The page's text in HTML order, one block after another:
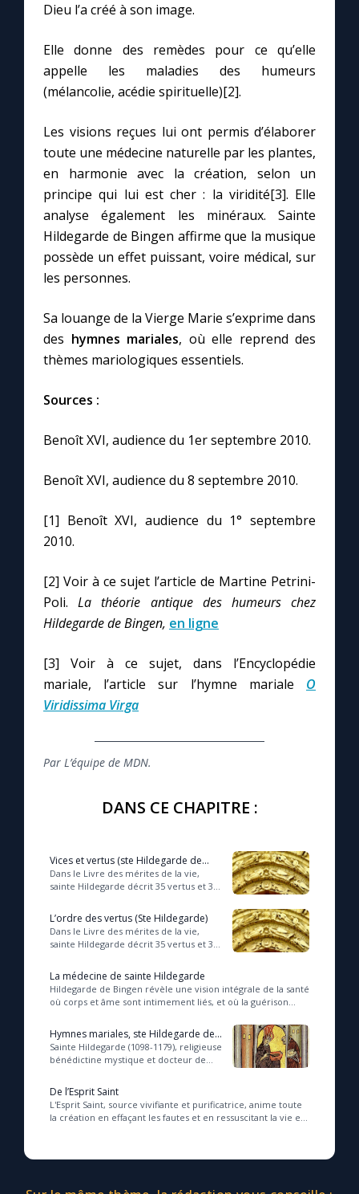
Dieu l’a créé à son image.
Elle donne des remèdes pour ce qu’elle
appelle les maladies des humeurs
(mélancolie, acédie spirituelle)[2].
Les visions reçues lui ont permis d’élaborer
toute une médecine naturelle par les plantes,
en harmonie avec la création, selon un
principe qui lui est cher : la viridité[3]. Elle
analyse également les minéraux. Sainte
Hildegarde de Bingen affirme que la musique
possède un effet puissant, voire médical, sur
les personnes.
Sa louange de la Vierge Marie s’exprime dans
des hymnes mariales, où elle reprend des
thèmes mariologiques essentiels.
Sources :
Benoît XVI, audience du 1er septembre 2010.
Benoît XVI, audience du 8 septembre 2010.
[1] Benoît XVI, audience du 1° septembre
2010.
[2] Voir à ce sujet l’article de Martine Petrini-
Poli.La théorie antique des humeurs chez
Hildegarde de Bingen, en ligne
[3] Voir à ce sujet, dans l’Encyclopédie
mariale, l’article sur l’hymne mariale O
Viridissima Virga
Par L’équipe de MDN.
DANS CE CHAPITRE :
Vices et vertus (ste Hildegarde de
Bingen)
Dans le Livre des mérites de la vie,
sainte Hildegarde décrit 35 vertus et 35
le travail de notre âme, notre co...
L’ordre des vertus (Ste Hildegarde)
Dans le Livre des mérites de la vie,
sainte Hildegarde décrit 35 vertus et 35
le travail de notre âme, notre co...
La médecine de sainte Hildegarde
Hildegarde de Bingen révèle une vision intégrale de la santé
où corps et âme sont intimement liés, et où la guérison
Hymnes mariales, ste Hildegarde de
Bingen
Sainte Hildegarde (1098-1179), religieuse
bénédictine mystique et docteur de
fêtons le 17 septembre, est égale...
De l’Esprit Saint
L'Esprit Saint, source vivifiante et purificatrice, anime toute
la création en effaçant les fautes et en ressuscitant la vie en